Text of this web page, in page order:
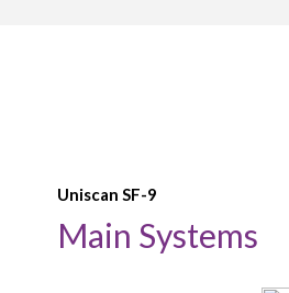
Uniscan SF-9
Main Systems